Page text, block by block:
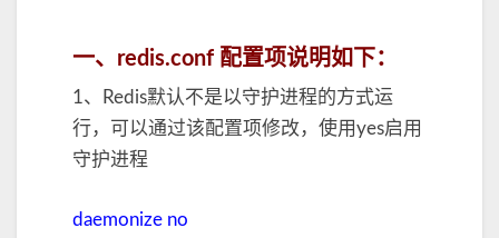
n
t
n
一、redis.conf 配置项说明如下：
1、Redis默认不是以守护进程的方式运
行，可以通过该配置项修改，使用yes启用
守护进程
daemonize no